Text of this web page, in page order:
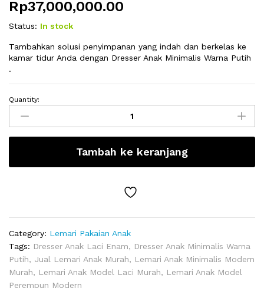
Rp37,000,000.00
Status: In stock
Tambahkan solusi penyimpanan yang indah dan berkelas ke
kamar tidur Anda dengan Dresser Anak Minimalis Warna Putih
.
Dresser
Anak
Minimalis
Warna
quantity
Quantity:
Tambah ke keranjang
Category: Lemari Pakaian Anak
Tags: Dresser Anak Laci Enam, Dresser Anak Minimalis Warna
Putih, Jual Lemari Anak Murah, Lemari Anak Minimalis Modern
Murah, Lemari Anak Model Laci Murah, Lemari Anak Model
Perempun Modern